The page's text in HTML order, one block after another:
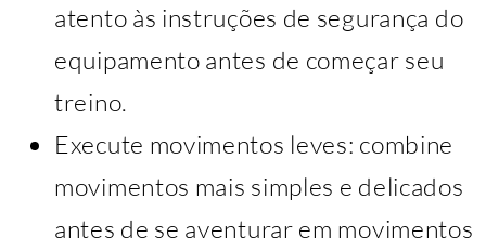
atento às instruções de segurança do
equipamento antes de começar seu
treino.
Execute movimentos leves: combine
movimentos mais simples e delicados
antes de se aventurar em movimentos